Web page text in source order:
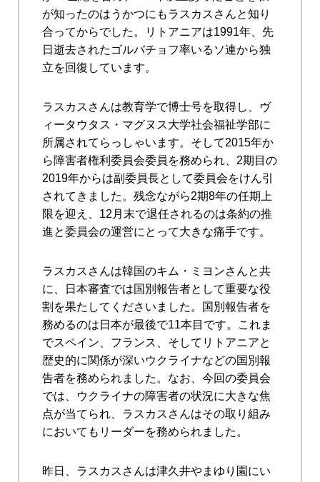
が知ったのはうかつにもラスカスさんと知り
合ってからでした。リトアニアは1991年、先
日逝去されたゴルバチョフ率いるソ連から独
立を回復しています。
ラスカスさんは教育学で博士号を取得し、ヴ
ィータウタス・マグヌス大学社会福祉学部に
所属されてらっしゃいます。そして2015年か
ら障害者権利委員会委員を務められ、2期目の
2019年からは副委員長として委員会をけん引
されてきました。残念ながら2期8年の任期上
限を迎え、12月末で退任されるのは条約の推
進と委員会の運営にとって大きな痛手です。
ラスカスさんは韓国のキム・ミヨンさんと共
に、日本審査では国別報告者として重要な役
割を果たしてくださいました。国別報告者を
務めるのは日本が最後で11本目です。これま
でスペイン、フランス、そしてリトアニアと
歴史的に関係が深いウクライナなどの国別報
告者を務められました。なお、今回の委員会
では、ウクライナの障害者の状況に大きな焦
点が当てられ、ラスカスさんはその取り組み
においてもリーダーを務められました。
昨日、ラスカスさんは津久井やまゆり園にい